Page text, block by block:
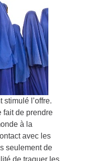
stimulé l’offre.
fait de prendre
à la
avec les
seulement de
de traquer les